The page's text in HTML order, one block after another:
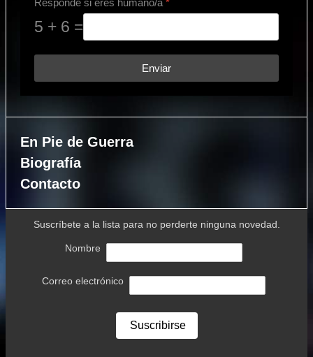
5 + 6 =
Enviar
En Pie de Guerra
Biografía
Contacto
Suscríbete a la lista para no perderte ninguna novedad.
Nombre
Correo electrónico